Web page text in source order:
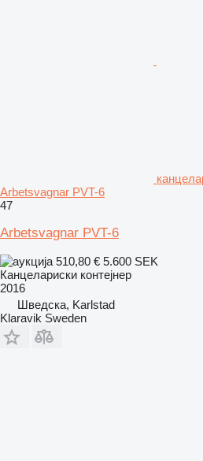
Arbetsvagnar PVT-6
47
Arbetsvagnar PVT-6
510,80 € 5.600 SEK
Канцелариски контејнер
2016
Шведска, Karlstad
Klaravik Sweden